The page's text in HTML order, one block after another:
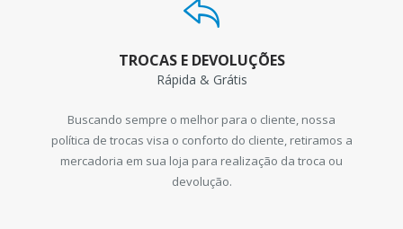
TROCAS E DEVOLUÇÕES
Rápida & Grátis
Buscando sempre o melhor para o cliente, nossa
política de trocas visa o conforto do cliente, retiramos a
mercadoria em sua loja para realização da troca ou
devolução.